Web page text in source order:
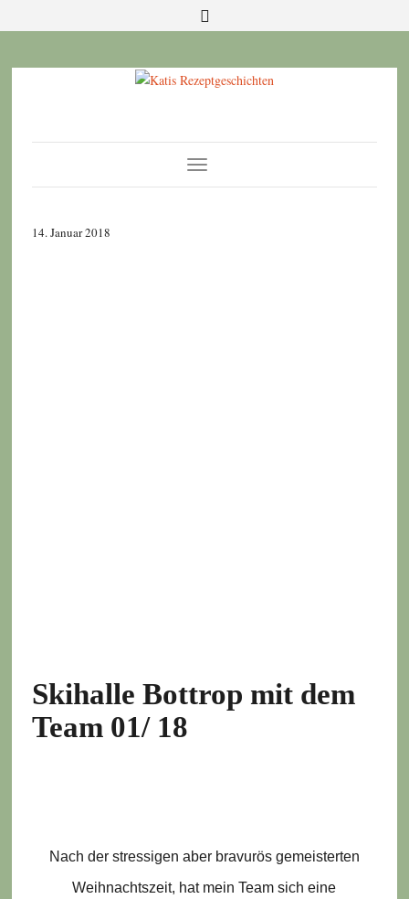
Toggle
Navigation
14. Januar 2018
Skihalle Bottrop mit dem
Team 01/ 18
Nach der stressigen aber bravurös gemeisterten
Weihnachtszeit, hat mein Team sich eine